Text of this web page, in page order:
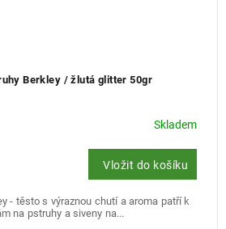
Berkley / žlutá glitter 50gr
Skladem
Vložit do košíku
- těsto s výraznou chutí a aroma patří k
na pstruhy a siveny na...